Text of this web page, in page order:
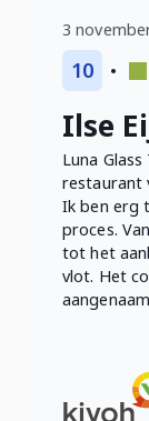
3
10
Ilse
Luna
restaurant
Ik ben erg
proces.
tot het
vlot. Het